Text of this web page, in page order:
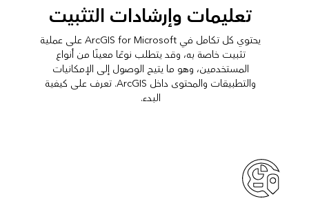
تعليمات وإرشادات التثبيت
يحتوي كل تكامل في ArcGIS for Microsoft على عملية
تثبيت خاصة به، وقد يتطلب نوعًا معينًا من أنواع
المستخدمين، وهو ما يتيح الوصول إلى الإمكانيات
والتطبيقات والمحتوى داخل ArcGIS. تعرف على كيفية
البدء.